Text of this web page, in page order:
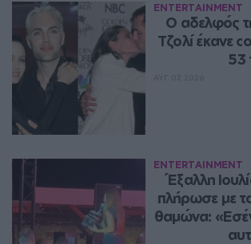
ENTERTAINMENT
Ο αδελφός
Τζολί έκανε
53
ENTERTAINMENT
Έξαλλη
πλήρωσε με
θαμώνα: